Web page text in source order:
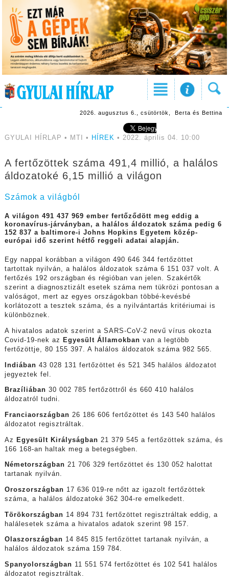
2026. augusztus 6., csütörtök, Berta és Bettina
GYULAI HÍRLAP • MTI • HÍREK • 2022. április 04. 10:00
A fertőzöttek száma 491,4 millió, a halálos
áldozatoké 6,15 millió a világon
Számok a világból
A világon 491 437 969 ember fertőződött meg eddig a
koronavírus-járványban, a halálos áldozatok száma pedig 6
152 837 a baltimore-i Johns Hopkins Egyetem közép-
európai idő szerint hétfő reggeli adatai alapján.
Egy nappal korábban a világon 490 646 344 fertőzöttet
tartottak nyilván, a halálos áldozatok száma 6 151 037 volt. A
fertőzés 192 országban és régióban van jelen. Szakértők
szerint a diagnosztizált esetek száma nem tükrözi pontosan a
valóságot, mert az egyes országokban többé-kevésbé
korlátozott a tesztek száma, és a nyilvántartás kritériumai is
különböznek.
A hivatalos adatok szerint a SARS-CoV-2 nevű vírus okozta
Covid-19-nek az
Egyesült Államokban van a legtöbb
fertőzöttje, 80 155 397. A halálos áldozatok száma 982 565.
Indiában 43 028 131 fertőzöttet és 521 345 halálos áldozatot
jegyeztek fel.
Brazíliában 30 002 785 fertőzöttről és 660 410 halálos
áldozatról tudni.
Franciaországban 26 186 606 fertőzöttet és 143 540 halálos
áldozatot regisztráltak.
Az Egyesült Királyságban 21 379 545 a fertőzöttek száma, és
166 168-an haltak meg a betegségben.
Németországban 21 706 329 fertőzöttet és 130 052 halottat
tartanak nyilván.
Oroszországban 17 636 019-re nőtt az igazolt fertőzöttek
száma, a halálos áldozatoké 362 304-re emelkedett.
Törökországban 14 894 731 fertőzöttet regisztráltak eddig, a
halálesetek száma a hivatalos adatok szerint 98 157.
Olaszországban 14 845 815 fertőzöttet tartanak nyilván, a
halálos áldozatok száma 159 784.
Spanyolországban 11 551 574 fertőzöttet és 102 541 halálos
áldozatot regisztráltak.